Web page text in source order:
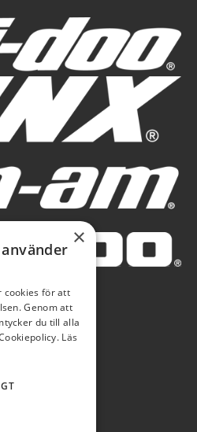
×
cookies för att
Genom att
du till alla
Läs